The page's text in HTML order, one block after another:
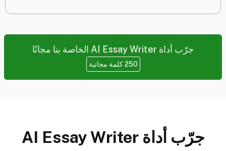
جرّب أداة AI Essay Writer الخاصة بنا مجانًا
250 كلمة مجانية
جرّب أداة AI Essay Writer